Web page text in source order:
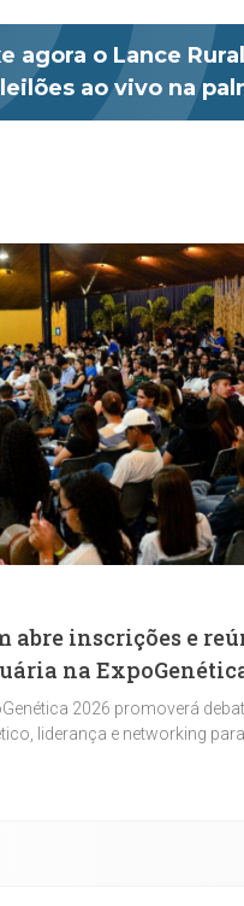
agora o Lance
ao vivo na
abre inscrições e
na
2026 promoverá
liderança e networking